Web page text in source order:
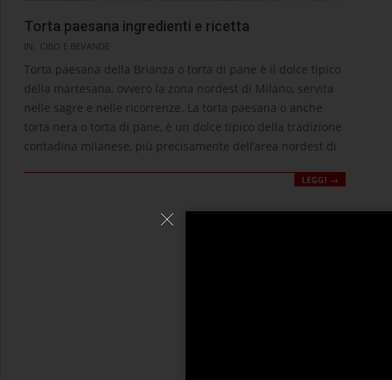
Torta paesana ingredienti e ricetta
2021-
03-
19
IN: CIBO E BEVANDE
Torta paesana della Brianza o torta di pane è il dolce tipico
della martesana, ovvero la zona nordest di Milano, servita
nelle sagre e nelle ricorrenze. La torta paesana o anche
torta nera o torta di pane, è un dolce tipico della tradizione
contadina milanese, più precisamente dell’area nordest di
LEGGI →